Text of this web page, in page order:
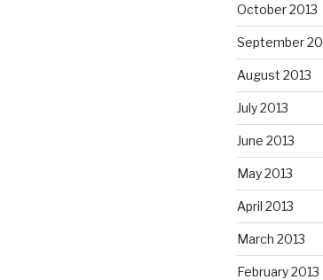
October 2013
September
August 2013
July 2013
June 2013
May 2013
April 2013
March 2013
February 2013